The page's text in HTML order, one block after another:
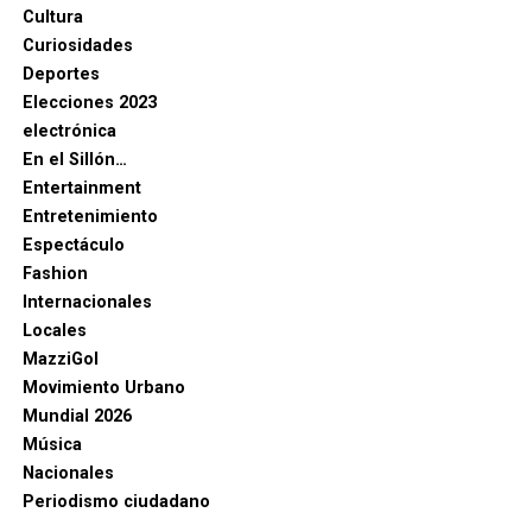
Cultura
Curiosidades
Deportes
Elecciones 2023
electrónica
En el Sillón…
Entertainment
Entretenimiento
Espectáculo
Fashion
Internacionales
Locales
MazziGol
Movimiento Urbano
Mundial 2026
Música
Nacionales
Periodismo ciudadano